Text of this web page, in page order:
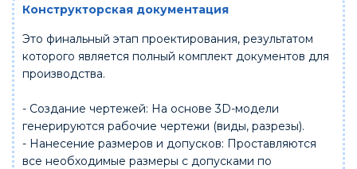
Конструкторская документация
Это финальный этап проектирования, результатом
которого является полный комплект документов для
производства.
- Создание чертежей: На основе 3D-модели
генерируются рабочие чертежи (виды, разрезы).
- Нанесение размеров и допусков: Проставляются
все необходимые размеры с допусками по